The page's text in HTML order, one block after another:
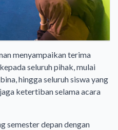
menyampaikan terima
seluruh pihak, mulai
hingga seluruh siswa yang
ketertiban selama acara
semester depan dengan